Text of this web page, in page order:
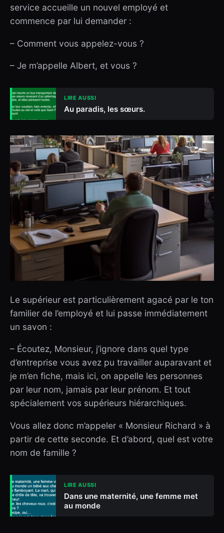
service accueille un nouvel employé et
commence par lui demander :
– Comment vous appelez-vous ?
– Je m’appelle Albert, et vous ?
LIRE AUSSI
Au paradis, les sœurs.
Le supérieur est particulièrement agacé par le ton
familier de l’employé et lui passe immédiatement
un savon :
– Écoutez, Monsieur, j’ignore dans quel type
d’entreprise vous avez pu travailler auparavant et
je m’en fiche, mais ici, on appelle les personnes
par leur nom, jamais par leur prénom. Et tout
spécialement vos supérieurs hiérarchiques.
Vous allez donc m’appeler « Monsieur Richard » à
partir de cette seconde. Et d’abord, quel est votre
nom de famille ?
LIRE AUSSI
Dans une maternité, une femme met
au monde